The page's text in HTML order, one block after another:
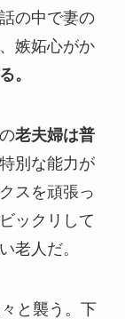
の中で妻の
嫉妬心がか
。
老夫婦は普
別な能力が
スを頑張っ
ックリして
老人だ。
と襲う。下